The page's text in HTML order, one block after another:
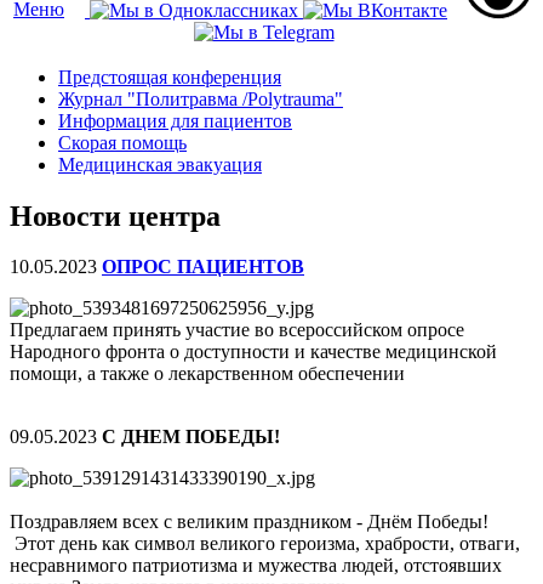
Предстоящая конференция
Журнал "Политравма /Polytrauma"
Информация для пациентов
Скорая помощь
Медицинская эвакуация
Новости центра
10.05.2023 ОПРОС ПАЦИЕНТОВ
Предлагаем принять участие во всероссийском опросе
Народного фронта о доступности и качестве медицинской
помощи, а также о лекарственном обеспечении
09.05.2023 С ДНЕМ ПОБЕДЫ!
Поздравляем всех с великим праздником - Днём Победы!
Этот день как символ великого героизма, храбрости, отваги,
несравнимого патриотизма и мужества людей, отстоявших